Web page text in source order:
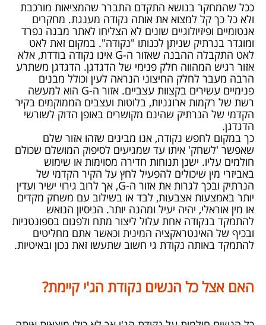
ככל שהמחקר בנושא התקדם התברר שהמציאות מורכבת
ולא כל כך קל למצוא את אותה נקודה מענגת. מחקרים
אנטומיים ופיזיולוגיים שונים לא הצליחו לאתר מבנה נפרד
ומוגדר בנרתיק שניתן לכנותו "נקודה". במקום זאת לאט
לאט התקבלה ההבנה שאזור ה-G אינו נקודה בודדת, אלא
אזור רגיש המהווה חלק פנימי של הדגדגן. הדגדגן משתרע
הרבה מעבר לחלק החיצוני הנראה לעין וכולל מבנים
פנימיים עשירים בקצוות עצביים. אזור ה-G הוא למעשה
רשת של רקמות ארוגניות, בלוטות ועצבים הממוקמים בקיר
הקדמי של הנרתיק שהינם מקושרים באופן הדוק לשורשי
הדגדגן.
כך במקום לחפש נקודה, אנו מבינים שזהו אזור שלם
שאפשר 'לשחק' איתו עד שמגיעים לסיפוק המושלם שכולם
חולמים עליו. ישנן תנוחות חדירה מסוימות או שימוש
באביזרי מין שיכולים להפעיל לחץ על הקיר הקדמי של
הנרתיק ובכך לגרות את אזור ה-G, אך לרוב גירוי ישיר ועדין
יותר באמצעות אצבעות, לבד או בשילוב עם משחק מקדים
או מין אוראלי, יהיה יעיל ומהנה יותר. הניסיון הנואש
להתמקד בנקודה אחת עלול ליצור מתח ולפגום בספונטניות
ובכיף של האינטראקציה המינית וכאשר אתם מחליטים
להתמקד באותה נקודת גי חשוב שתעשו זאת נכון ובאיטיות.
האם אצל כל הנשים נקודת הג'י קיימת?